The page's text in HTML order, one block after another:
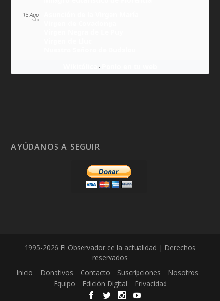
15 Ago
SÁB
·
AYÚDANOS A SEGUIR
1995-2026 El Observador de la actualidad | Derechos
reservados
Inicio
Donativos Contacto Suscripciones
Nosotros
Equipo
Edición Digital Privacidad